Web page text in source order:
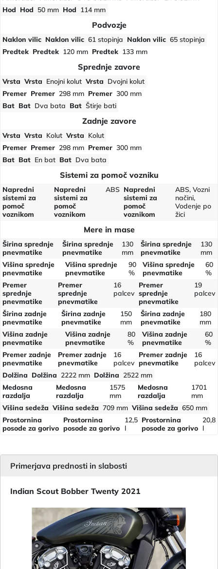
Hod Hod 50 mm Hod 114 mm
Podvozje
Naklon vilic Naklon vilic 61 stopinja Naklon vilic 65 stopinja
Predtek Predtek 120 mm Predtek 133 mm
Sprednje zavore
Vrsta Vrsta Enojni kolut Vrsta Dvojni kolut
Premer Premer 298 mm Premer 300 mm
Bat Bat Dva bata Bat Štirje bati
Zadnje zavore
Vrsta Vrsta Kolut Vrsta Kolut
Premer Premer 298 mm Premer 300 mm
Bat Bat En bat Bat Dva bata
Sistemi za pomoč vozniku
Napredni
sistemi za
pomoč
voznikom
Napredni
sistemi za
pomoč
voznikom
ABS Napredni
sistemi za
pomoč
voznikom
ABS, Vozni
načini,
Vodenje po
žici
Mere in mase
Širina sprednje
pnevmatike
Širina sprednje
pnevmatike
130
mm
Širina sprednje
pnevmatike
130
mm
Višina sprednje
pnevmatike
Višina sprednje
pnevmatike
90
%
Višina sprednje
pnevmatike
60
%
Premer
sprednje
pnevmatike
Premer
sprednje
pnevmatike
16
palcev
Premer
sprednje
pnevmatike
19
palcev
Širina zadnje
pnevmatike
Širina zadnje
pnevmatike
150
mm
Širina zadnje
pnevmatike
180
mm
Višina zadnje
pnevmatike
Višina zadnje
pnevmatike
80
%
Višina zadnje
pnevmatike
60
%
Premer zadnje
pnevmatike
Premer zadnje
pnevmatike
16
palcev
Premer zadnje
pnevmatike
16
palcev
Dolžina Dolžina 2222 mm Dolžina 2522 mm
Medosna
razdalja
Medosna
razdalja
1575
mm
Medosna
razdalja
1701
mm
Višina sedeža Višina sedeža 709 mm Višina sedeža 650 mm
Prostornina
posode za gorivo
Prostornina
posode za gorivo
12,5
l
Prostornina
posode za gorivo
20,8
l
Primerjava prednosti in slabosti
Indian Scout Bobber Twenty 2021